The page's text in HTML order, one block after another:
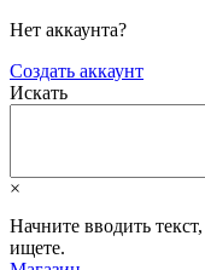
Нет аккаунта?
Создать аккаунт
Искать
×
Начните вводить
ищете.